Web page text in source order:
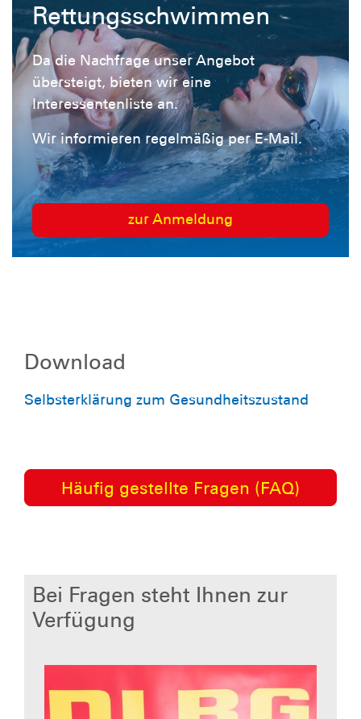
Rettungsschwimmen
Da die Nachfrage unser Angebot
übersteigt, bieten wir eine
Interessentenliste an.
Wir informieren regelmäßig per E-Mail.
zur Anmeldung
Download
Selbsterklärung zum Gesundheitszustand
Häufig gestellte Fragen (FAQ)
Bei Fragen steht Ihnen zur
Verfügung